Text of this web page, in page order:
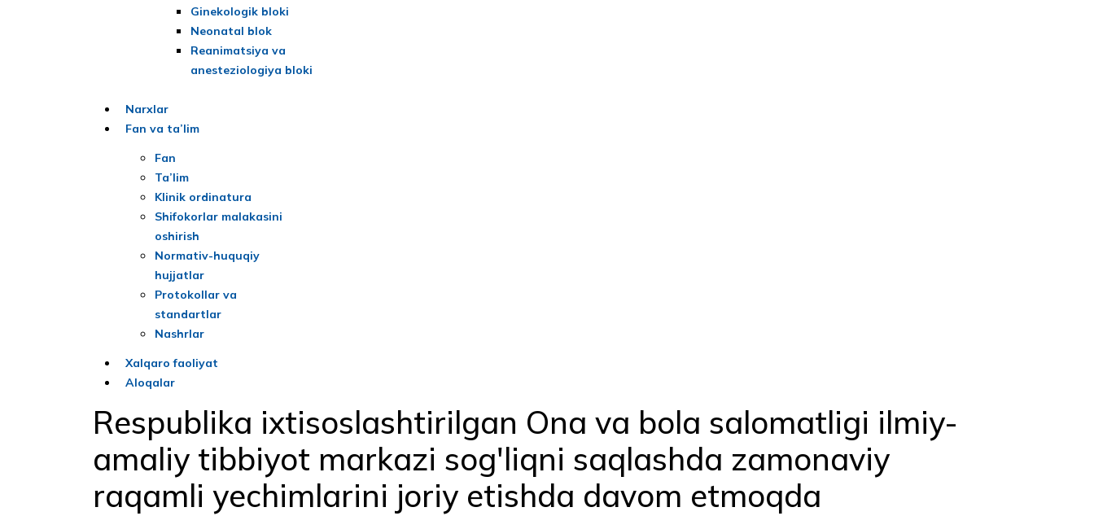
Ginekologik bloki
Neonatal blok
Reanimatsiya va
anesteziologiya bloki
Narxlar
Fan va ta’lim
Fan
Ta’lim
Klinik ordinatura
Shifokorlar malakasini
oshirish
Normativ-huquqiy
hujjatlar
Protokollar va
standartlar
Nashrlar
Xalqaro faoliyat
Aloqalar
Respublika ixtisoslashtirilgan Ona va bola salomatligi ilmiy-
amaliy tibbiyot markazi sog'liqni saqlashda zamonaviy
raqamli yechimlarini joriy etishda davom etmoqda